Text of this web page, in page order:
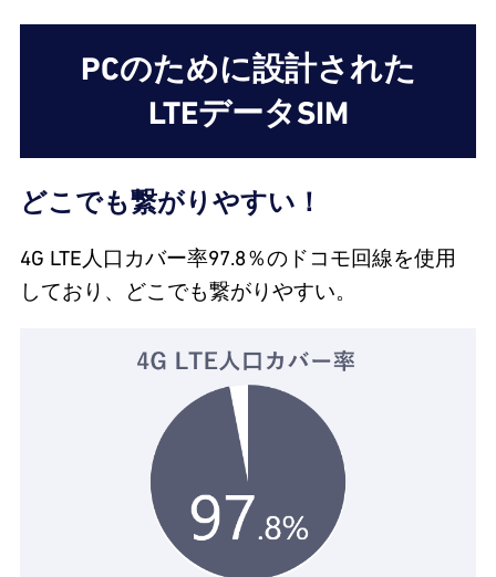
PCのために設計された
LTEデータSIM
どこでも繋がりやすい！
4G LTE人口カバー率97.8％のドコモ回線を使用
しており、どこでも繋がりやすい。